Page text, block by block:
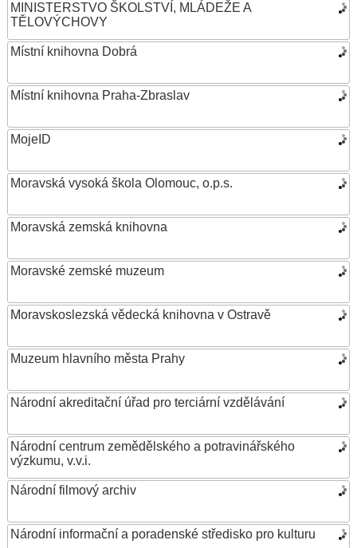
MINISTERSTVO ŠKOLSTVÍ, MLÁDEŽE A
TĚLOVÝCHOVY
Místní knihovna Dobrá
Místní knihovna Praha-Zbraslav
MojeID
Moravská vysoká škola Olomouc, o.p.s.
Moravská zemská knihovna
Moravské zemské muzeum
Moravskoslezská vědecká knihovna v Ostravě
Muzeum hlavního města Prahy
Národní akreditační úřad pro terciární vzdělávání
Národní centrum zemědělského a potravinářského
výzkumu, v.v.i.
Národní filmový archiv
Národní informační a poradenské středisko pro kulturu